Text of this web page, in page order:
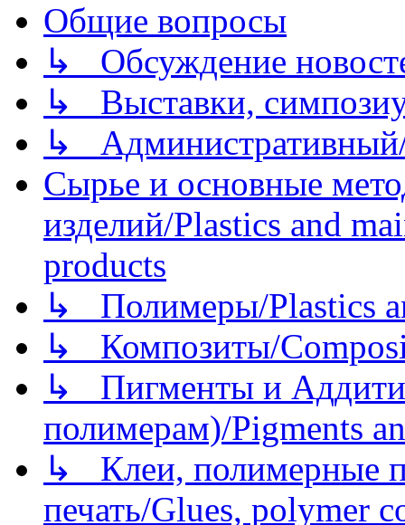
Общие вопросы
↳ Обсуждение
↳ Выставки,
↳
Сырье и основные
изделий/Plastics and
products
↳ Полимеры/Plastics
↳ Композиты/
↳ Пигменты и
полимерам)/Pigments
↳ Клеи, полимерные
печать/Glues, polymer